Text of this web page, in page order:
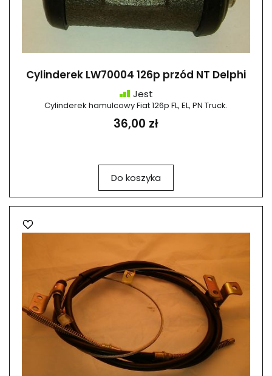
Cylinderek LW70004 126p przód NT Delphi
Jest
Cylinderek hamulcowy Fiat 126p FL, EL, PN Truck.
36,00 zł
Do koszyka